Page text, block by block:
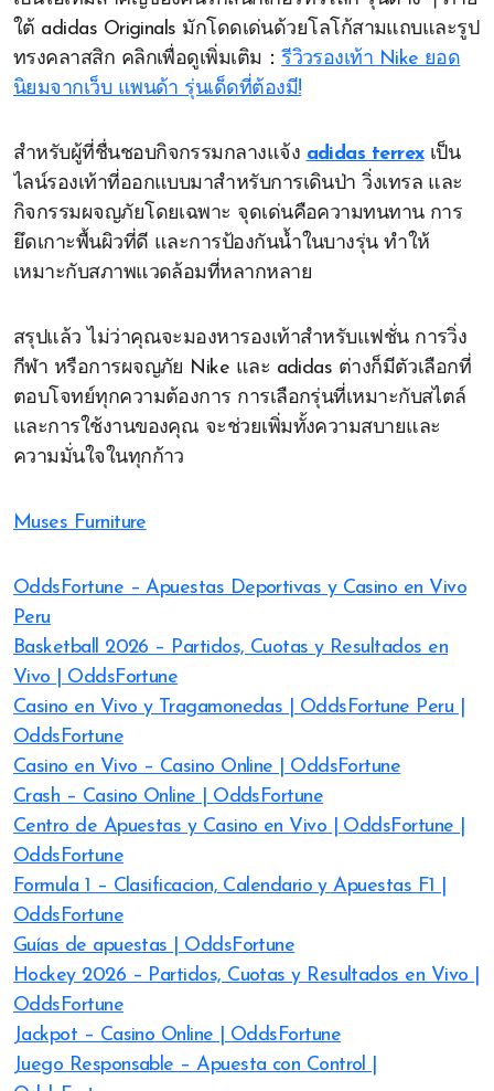
ใต้ adidas Originals มักโดดเด่นด้วยโลโก้สามแถบและรูป
ทรงคลาสสิก คลิกเพื่อดูเพิ่มเติม：รีวิวรองเท้า Nike ยอด
นิยมจากเว็บ แพนด้า รุ่นเด็ดที่ต้องมี!
สำหรับผู้ที่ชื่นชอบกิจกรรมกลางแจ้ง adidas terrexเป็น
ไลน์รองเท้าที่ออกแบบมาสำหรับการเดินป่า วิ่งเทรล และ
กิจกรรมผจญภัยโดยเฉพาะ จุดเด่นคือความทนทาน การ
ยึดเกาะพื้นผิวที่ดี และการป้องกันน้ำในบางรุ่น ทำให้
เหมาะกับสภาพแวดล้อมที่หลากหลาย
สรุปแล้ว ไม่ว่าคุณจะมองหารองเท้าสำหรับแฟชั่น การวิ่ง
กีฬา หรือการผจญภัย Nike และ adidas ต่างก็มีตัวเลือกที่
ตอบโจทย์ทุกความต้องการ การเลือกรุ่นที่เหมาะกับสไตล์
และการใช้งานของคุณ จะช่วยเพิ่มทั้งความสบายและ
ความมั่นใจในทุกก้าว
Muses Furniture
OddsFortune – Apuestas Deportivas y Casino en Vivo
Peru
Basketball 2026 – Partidos, Cuotas y Resultados en
Vivo | OddsFortune
Casino en Vivo y Tragamonedas | OddsFortune Peru |
OddsFortune
Casino en Vivo – Casino Online | OddsFortune
Crash – Casino Online | OddsFortune
Centro de Apuestas y Casino en Vivo | OddsFortune |
OddsFortune
Formula 1 – Clasificacion, Calendario y Apuestas F1 |
OddsFortune
Guías de apuestas | OddsFortune
Hockey 2026 – Partidos, Cuotas y Resultados en Vivo |
OddsFortune
Jackpot – Casino Online | OddsFortune
Juego Responsable – Apuesta con Control |